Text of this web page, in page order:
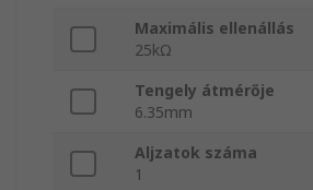
Maximális ellenállás
25kΩ
Tengely átmérője
6.35mm
Aljzatok száma
1